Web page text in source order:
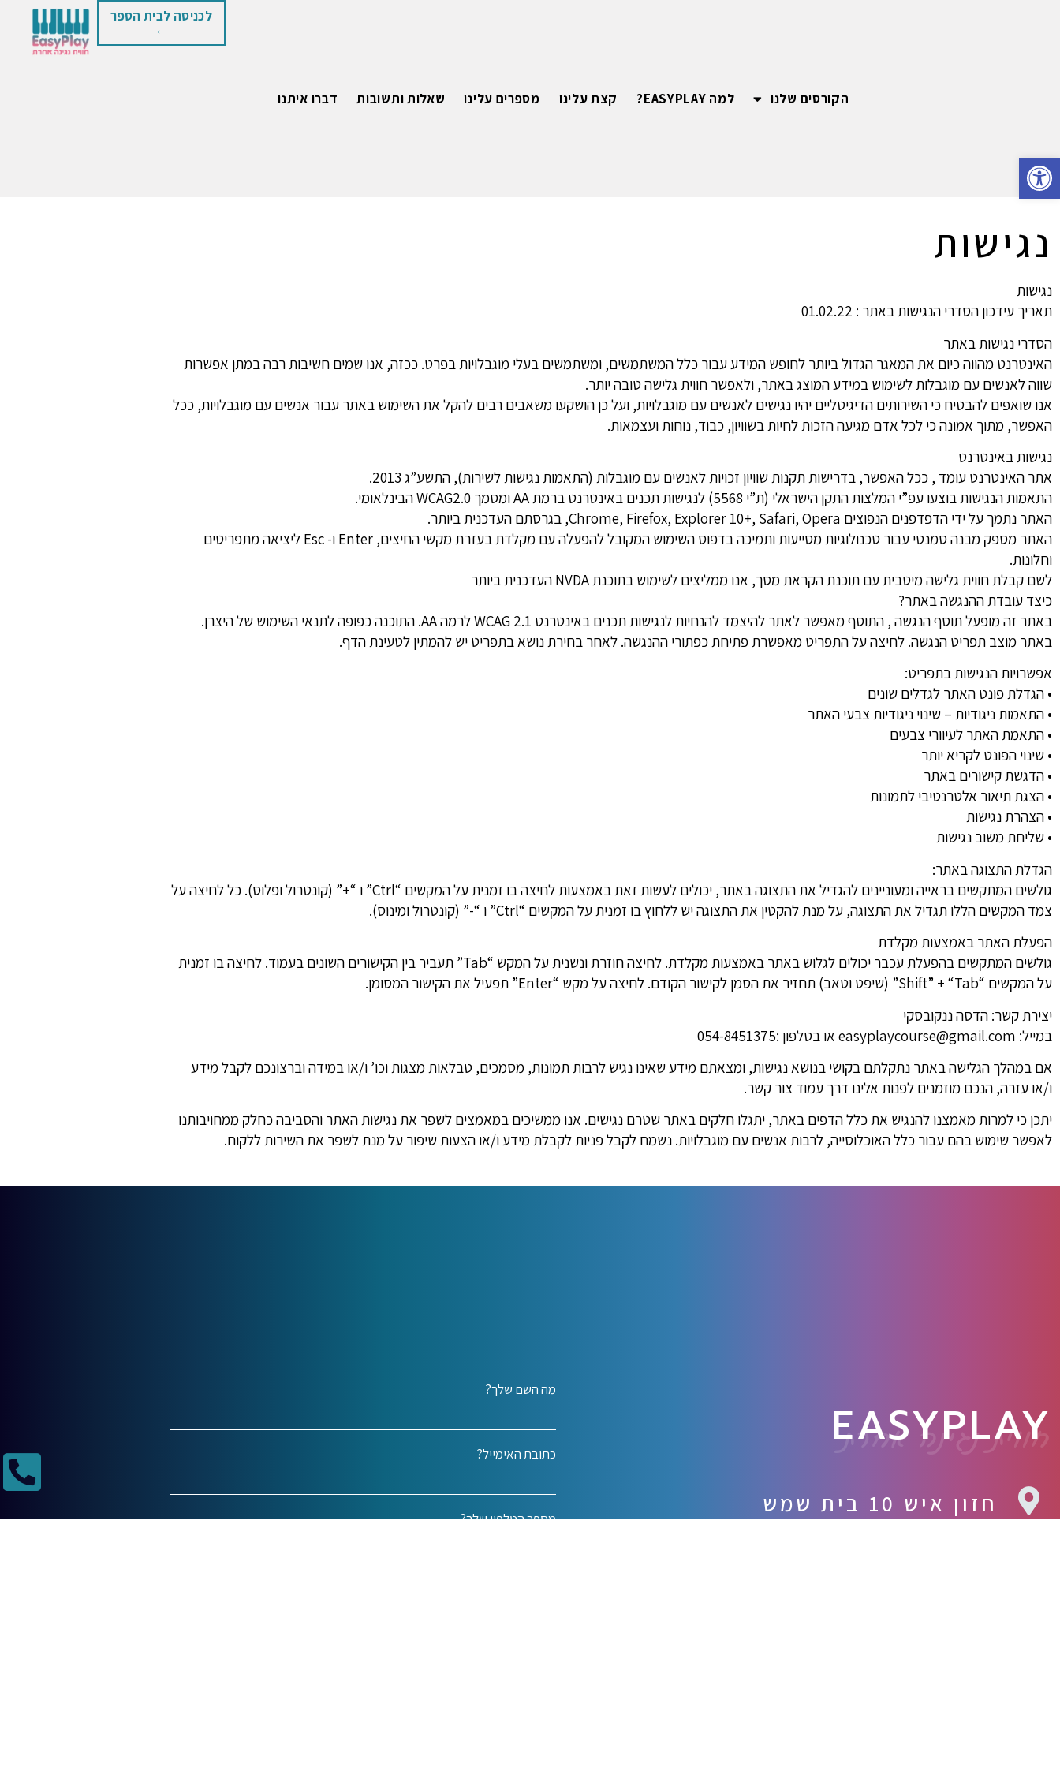
פתח סרגל נגישות
הקורסים שלנו למה EASYPLAY? קצת עלינו מספרים עלינו שאלות ותשובות דברו איתנו
לכניסה לבית הספר
←
נגישות
נגישות
תאריך עידכון הסדרי הנגישות באתר : 01.02.22
הסדרי נגישות באתר
האינטרנט מהווה כיום את המאגר הגדול ביותר לחופש המידע עבור כלל המשתמשים, ומשתמשים בעלי מוגבלויות בפרט. ככזה, אנו שמים חשיבות רבה במתן אפשרות
שווה לאנשים עם מוגבלות לשימוש במידע המוצג באתר, ולאפשר חווית גלישה טובה יותר.
אנו שואפים להבטיח כי השירותים הדיגיטליים יהיו נגישים לאנשים עם מוגבלויות, ועל כן הושקעו משאבים רבים להקל את השימוש באתר עבור אנשים עם מוגבלויות, ככל
האפשר, מתוך אמונה כי לכל אדם מגיעה הזכות לחיות בשוויון, כבוד, נוחות ועצמאות.
נגישות באינטרנט
אתר האינטרנט עומד , ככל האפשר, בדרישות תקנות שוויון זכויות לאנשים עם מוגבלות (התאמות נגישות לשירות), התשע”ג 2013.
התאמות הנגישות בוצעו עפ”י המלצות התקן הישראלי (ת”י 5568) לנגישות תכנים באינטרנט ברמת AA ומסמך WCAG2.0 הבינלאומי.
האתר נתמך על ידי הדפדפנים הנפוצים Chrome, Firefox, Explorer 10+, Safari, Opera, בגרסתם העדכנית ביותר.
האתר מספק מבנה סמנטי עבור טכנולוגיות מסייעות ותמיכה בדפוס השימוש המקובל להפעלה עם מקלדת בעזרת מקשי החיצים, Enter ו- Esc ליציאה מתפריטים
וחלונות.
לשם קבלת חווית גלישה מיטבית עם תוכנת הקראת מסך, אנו ממליצים לשימוש בתוכנת NVDA העדכנית ביותר
כיצד עובדת ההנגשה באתר?
באתר זה מופעל תוסף הנגשה , התוסף מאפשר לאתר להיצמד להנחיות לנגישות תכנים באינטרנט WCAG 2.1 לרמה AA. התוכנה כפופה לתנאי השימוש של היצרן.
באתר מוצב תפריט הנגשה. לחיצה על התפריט מאפשרת פתיחת כפתורי ההנגשה. לאחר בחירת נושא בתפריט יש להמתין לטעינת הדף.
אפשרויות הנגישות בתפריט:
• הגדלת פונט האתר לגדלים שונים
• התאמות ניגודיות – שינוי ניגודיות צבעי האתר
• התאמת האתר לעיוורי צבעים
• שינוי הפונט לקריא יותר
• הדגשת קישורים באתר
• הצגת תיאור אלטרנטיבי לתמונות
• הצהרת נגישות
• שליחת משוב נגישות
הגדלת התצוגה באתר:
גולשים המתקשים בראייה ומעוניינים להגדיל את התצוגה באתר, יכולים לעשות זאת באמצעות לחיצה בו זמנית על המקשים “Ctrl” ו “+” (קונטרול ופלוס). כל לחיצה על
צמד המקשים הללו תגדיל את התצוגה, על מנת להקטין את התצוגה יש ללחוץ בו זמנית על המקשים “Ctrl” ו “-” (קונטרול ומינוס).
הפעלת האתר באמצעות מקלדת
גולשים המתקשים בהפעלת עכבר יכולים לגלוש באתר באמצעות מקלדת. לחיצה חוזרת ונשנית על המקש “Tab” תעביר בין הקישורים השונים בעמוד. לחיצה בו זמנית
על המקשים “Shift” + “Tab” (שיפט וטאב) תחזיר את הסמן לקישור הקודם. לחיצה על מקש “Enter” תפעיל את הקישור המסומן.
יצירת קשר: הדסה ננקובסקי
במייל: easyplaycourse@gmail.com או בטלפון :054-8451375
אם במהלך הגלישה באתר נתקלתם בקושי בנושא נגישות, ומצאתם מידע שאינו נגיש לרבות תמונות, מסמכים, טבלאות מצגות וכו’ ו/או במידה וברצונכם לקבל מידע
ו/או עזרה, הנכם מוזמנים לפנות אלינו דרך עמוד צור קשר.
יתכן כי למרות מאמצנו להנגיש את כלל הדפים באתר, יתגלו חלקים באתר שטרם נגישים. אנו ממשיכים במאמצים לשפר את נגישות האתר והסביבה כחלק ממחויבותנו
לאפשר שימוש בהם עבור כלל האוכלוסייה, לרבות אנשים עם מוגבלויות. נשמח לקבל פניות לקבלת מידע ו/או הצעות שיפור על מנת לשפר את השירות ללקוח.
EASYPLAY
חווית נגינה אחרת
חזון איש 10 בית שמש
מה השם שלך?
כתובת האימייל?
מספר הטלפון שלך?